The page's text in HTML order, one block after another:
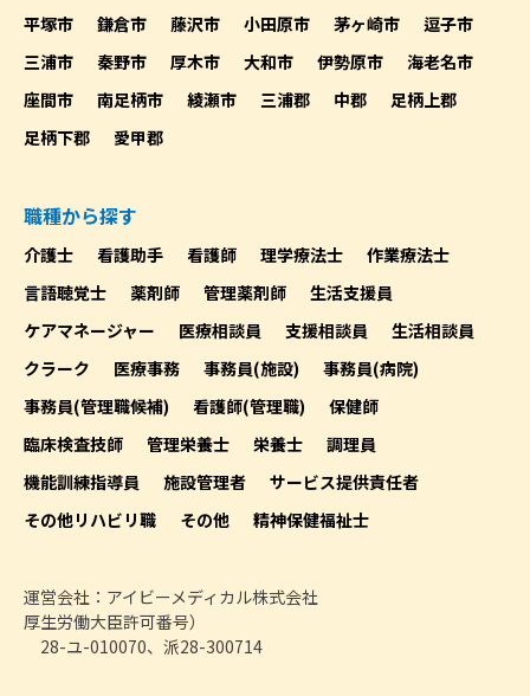
平塚市
鎌倉市 藤沢市 小田原市 茅ヶ崎市
逗子市
三浦市
秦野市 厚木市 大和市 伊勢原市
海老名市
座間市
南足柄市 綾瀬市 三浦郡 中郡
足柄上郡
足柄下郡
愛甲郡
職種から探す
介護士 看護助手 看護師 理学療法士
作業療法士
言語聴覚士
薬剤師 管理薬剤師
生活支援員
ケアマネージャー
医療相談員 支援相談員
生活相談員
クラーク
医療事務 事務員(施設)
事務員(病院)
事務員(管理職候補)
看護師(管理職)
保健師
臨床検査技師
管理栄養士 栄養士
調理員
機能訓練指導員
施設管理者
サービス提供責任者
その他リハビリ職
その他 精神保健福祉士
運営会社：アイビーメディカル株式会社
厚生労働大臣許可番号）
28-ユ-010070、派28-300714